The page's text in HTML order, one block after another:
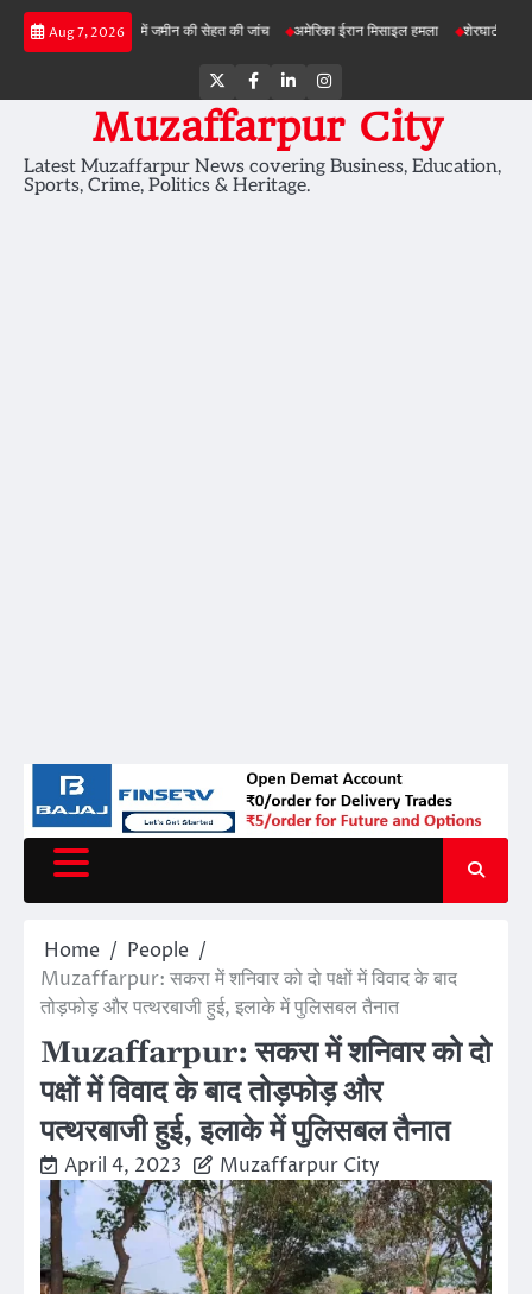
Skip
Aug 7, 2026
परियोजनाओं में जमीन की सेहत की जांच अमेरिका ईरान मिसाइल हमला शेरघाटी छात्रा दुष्कर्म
Twitter
Facebook
LinkedInInstagram
Muzaffarpur City
Latest Muzaffarpur News covering Business, Education,
Sports, Crime, Politics & Heritage.
Home
People
Muzaffarpur: सकरा में शनिवार को दो पक्षों में विवाद के बाद
तोड़फोड़ और पत्थरबाजी हुई, इलाके में पुलिसबल तैनात
Muzaffarpur: सकरा में शनिवार को दो
पक्षों में विवाद के बाद तोड़फोड़ और
पत्थरबाजी हुई, इलाके में पुलिसबल तैनात
April 4, 2023 Muzaffarpur City